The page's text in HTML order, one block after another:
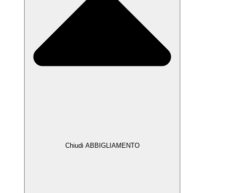
Chiudi ABBIGLIAMENTO